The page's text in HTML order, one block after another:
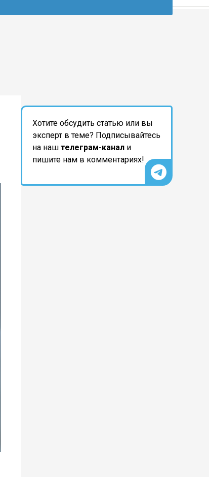
Хотите обсудить статью или вы
эксперт в теме? Подписывайтесь
на наш телеграм-канал и
пишите нам в комментариях!